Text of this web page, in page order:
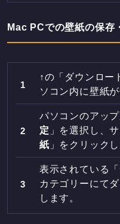
Mac PCでの壁紙の保存
↑の「ダウンロー
ソコン内に壁紙
パソコンのアッ
定 」を選択し、
紙 」をクリックし
表示されている「
カテゴリーにて
します。